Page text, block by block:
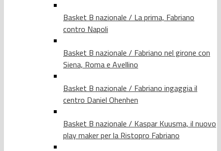
Basket B nazionale / La prima, Fabriano
contro Napoli
Basket B nazionale / Fabriano nel girone con
Siena, Roma e Avellino
Basket B nazionale / Fabriano ingaggia il
centro Daniel Ohenhen
Basket B nazionale / Kaspar Kuusma, il nuovo
play maker per la Ristopro Fabriano